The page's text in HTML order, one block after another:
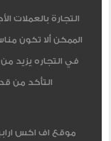
التجارة بالعملات
الممكن ألا تكون
في التجاره يزيد
التأكد من
موقع اف اكس